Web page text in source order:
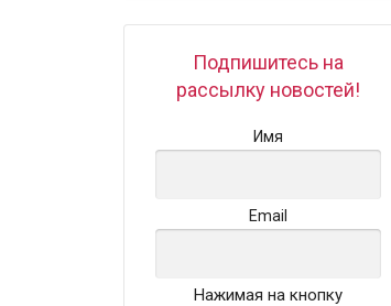
Подпишитесь на
рассылку новостей!
Имя
Email
Нажимая на кнопку